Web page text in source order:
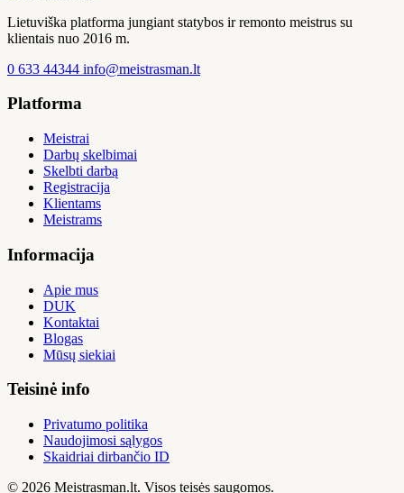
Lietuviška platforma jungiant statybos ir remonto meistrus su
klientais nuo 2016 m.
0 633 44344 info@meistrasman.lt
Platforma
Meistrai
Darbų skelbimai
Skelbti darbą
Registracija
Klientams
Meistrams
Informacija
Apie mus
DUK
Kontaktai
Blogas
Mūsų siekiai
Teisinė info
Privatumo politika
Naudojimosi sąlygos
Skaidriai dirbančio ID
© 2026 Meistrasman.lt. Visos teisės saugomos.